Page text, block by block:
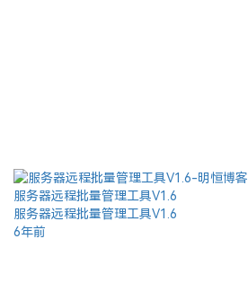
服务器远程批量管理工具V1.6
服务器远程批量管理工具V1.6
6年前